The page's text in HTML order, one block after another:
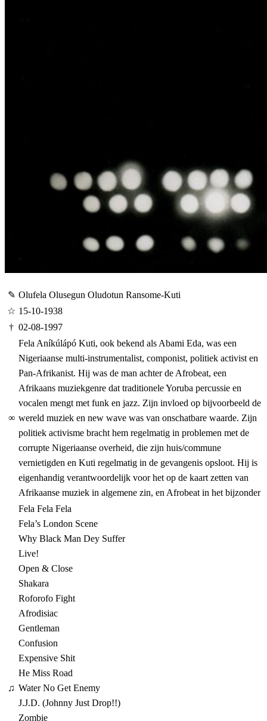
✎ Olufela Olusegun Oludotun Ransome-Kuti
☆ 15-10-1938
† 02-08-1997
∞
Fela Aníkúlápó Kuti, ook bekend als Abami Eda, was een
Nigeriaanse multi-instrumentalist, componist, politiek activist en
Pan-Afrikanist. Hij was de man achter de Afrobeat, een
Afrikaans muziekgenre dat traditionele Yoruba percussie en
vocalen mengt met funk en jazz. Zijn invloed op bijvoorbeeld de
wereld muziek en new wave was van onschatbare waarde. Zijn
politiek activisme bracht hem regelmatig in problemen met de
corrupte Nigeriaanse overheid, die zijn huis/commune
vernietigden en Kuti regelmatig in de gevangenis opsloot. Hij is
eigenhandig verantwoordelijk voor het op de kaart zetten van
Afrikaanse muziek in algemene zin, en Afrobeat in het bijzonder
♫
Fela Fela Fela
Fela’s London Scene
Why Black Man Dey Suffer
Live!
Open & Close
Shakara
Roforofo Fight
Afrodisiac
Gentleman
Confusion
Expensive Shit
He Miss Road
Water No Get Enemy
J.J.D. (Johnny Just Drop!!)
Zombie